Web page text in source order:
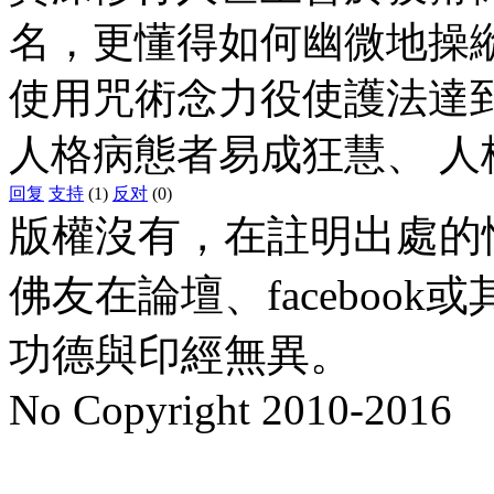
名，更懂得如何幽微地操
使用咒術念力役使護法達
人格病態者易成狂慧、
回复 支持 (1) 反对 (0)
版權沒有，在註明出處
佛友在論壇、facebook
功德與印經無異。
No Copyright 2010-2016